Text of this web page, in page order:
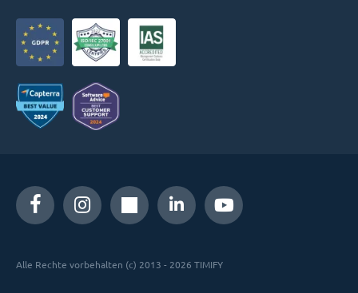
Alle Rechte vorbehalten (c) 2013 - 2026 TIMIFY